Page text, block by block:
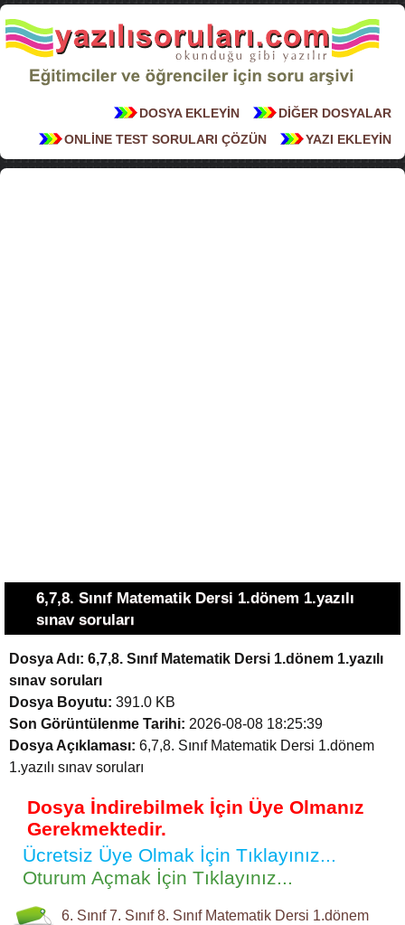
DİĞER DOSYALAR
DOSYA EKLEYİN
YAZI EKLEYİN
ONLİNE TEST SORULARI ÇÖZÜN
6,7,8. Sınıf Matematik Dersi 1.dönem 1.yazılı
sınav soruları
Dosya Adı: 6,7,8. Sınıf Matematik Dersi 1.dönem 1.yazılı
sınav soruları
Dosya Boyutu: 391.0 KB
Son Görüntülenme Tarihi: 2026-08-08 18:25:39
Dosya Açıklaması: 6,7,8. Sınıf Matematik Dersi 1.dönem
1.yazılı sınav soruları
Dosya İndirebilmek İçin Üye Olmanız
Gerekmektedir.
Ücretsiz Üye Olmak İçin Tıklayınız...
Oturum Açmak İçin Tıklayınız...
6. Sınıf 7. Sınıf 8. Sınıf Matematik Dersi 1.dönem